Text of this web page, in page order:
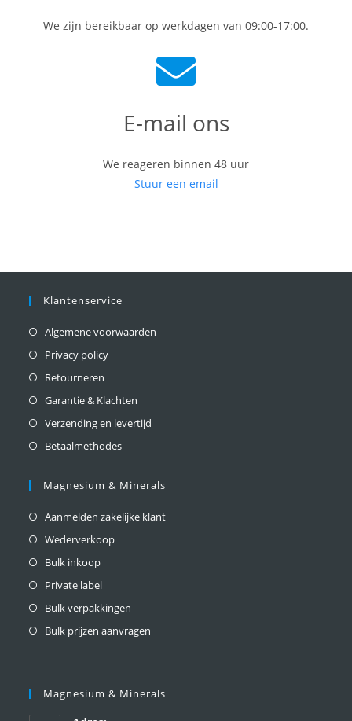
We zijn bereikbaar op werkdagen van 09:00-17:00.
E-mail ons
We reageren binnen 48 uur
Stuur een email
Klantenservice
Algemene voorwaarden
Privacy policy
Retourneren
Garantie & Klachten
Verzending en levertijd
Betaalmethodes
Magnesium & Minerals
Aanmelden zakelijke klant
Wederverkoop
Bulk inkoop
Private label
Bulk verpakkingen
Bulk prijzen aanvragen
Magnesium & Minerals